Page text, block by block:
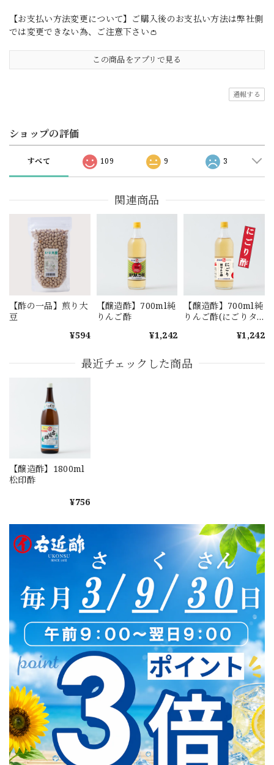
【お支払い方法変更について】ご購入後のお支払い方法は弊社側
では変更できない為、ご注意下さい👛
この商品をアプリで見る
通報する
ショップの評価
すべて 109 9 3
関連商品
【酢の一品】煎り大
豆
¥594
【醸造酢】700ml純
りんご酢
¥1,242
【醸造酢】700ml純
りんご酢(にごりタ
¥1,242
最近チェックした商品
【醸造酢】1800ml
松印酢
¥756